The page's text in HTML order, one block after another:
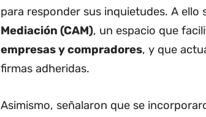
para responder sus inquietudes. A ello
Mediación (CAM), un espacio que
empresas y compradores, y que
firmas adheridas.
Asimismo, señalaron que se